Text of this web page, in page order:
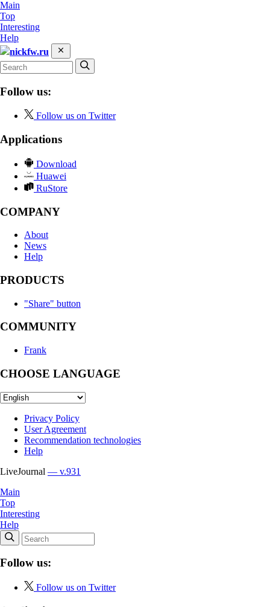
Main
Top
Interesting
Help
nickfw.ru
Follow us:
Follow us on Twitter
Applications
Download
Huawei
RuStore
COMPANY
About
News
Help
PRODUCTS
"Share" button
COMMUNITY
Frank
CHOOSE LANGUAGE
Privacy Policy
User Agreement
Recommendation technologies
Help
LiveJournal — v.931
Main
Top
Interesting
Help
Follow us:
Follow us on Twitter